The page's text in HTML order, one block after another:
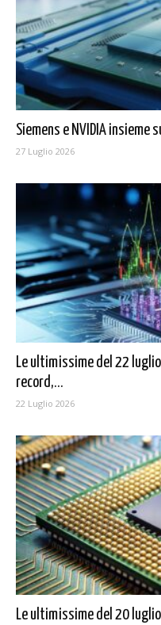
Siemens e NVIDIA insieme
27 Luglio 2026
Le ultimissime del 22
record,...
22 Luglio 2026
Le ultimissime del 20 luglio